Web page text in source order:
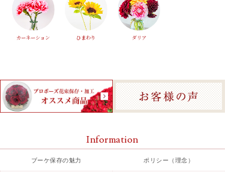
カーネーション ひまわり ダリア
Information
ブーケ保存の魅力 ポリシー（理念）